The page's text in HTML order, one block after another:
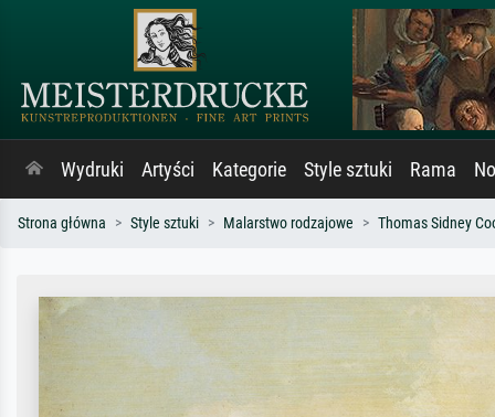
Wydruki Artyści Kategorie Style sztuki Rama
Strona główna Style sztuki Malarstwo rodzajowe Thomas Sidney